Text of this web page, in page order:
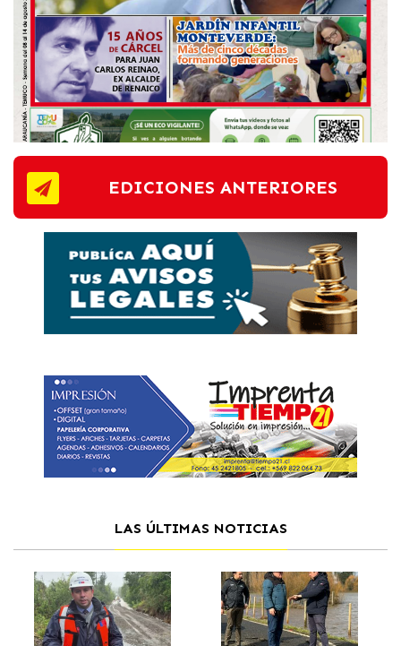
EDICIONES ANTERIORES
LAS ÚLTIMAS NOTICIAS